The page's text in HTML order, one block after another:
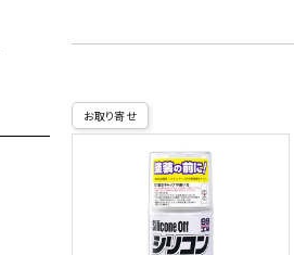
お取り寄せ